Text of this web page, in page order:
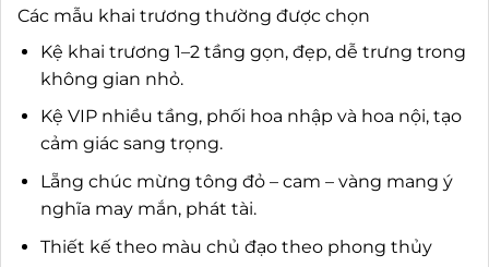
Các mẫu khai trương thường được chọn
Kệ khai trương 1–2 tầng gọn, đẹp, dễ trưng trong
không gian nhỏ.
Kệ VIP nhiều tầng, phối hoa nhập và hoa nội, tạo
cảm giác sang trọng.
Lẵng chúc mừng tông đỏ – cam – vàng mang ý
nghĩa may mắn, phát tài.
Thiết kế theo màu chủ đạo theo phong thủy